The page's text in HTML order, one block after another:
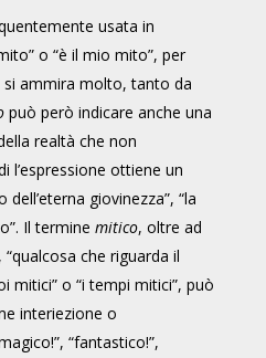
usata in
o “è il mio mito”, per
si ammira molto, tanto da
può però indicare anche una
realtà che non
l’espressione ottiene un
giovinezza”, “la
Il termine mitico, oltre ad
che riguarda il
mitici” o “i tempi mitici”, può
interiezione o
“fantastico!”,